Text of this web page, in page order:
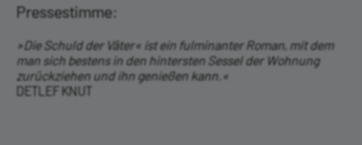
Pressestimme:
»Die Schuld der Väter« ist ein fulminanter Roman, mit dem
man sich bestens in den hintersten Sessel der Wohnung
zurückziehen und ihn genießen kann.«
DETLEF KNUT